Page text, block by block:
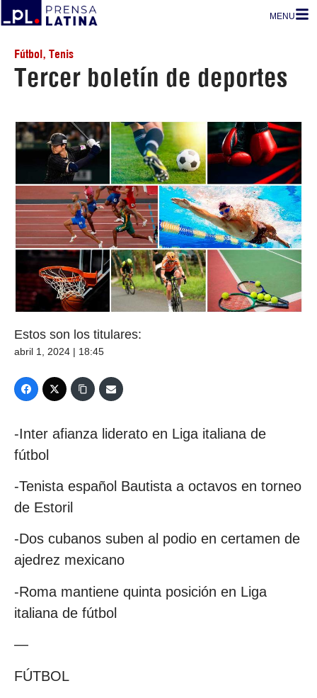
MENU
Fútbol, Tenis
Tercer boletín de deportes
Estos son los titulares:
abril 1, 2024 | 18:45
-Inter afianza liderato en Liga italiana de
fútbol
-Tenista español Bautista a octavos en torneo
de Estoril
-Dos cubanos suben al podio en certamen de
ajedrez mexicano
-Roma mantiene quinta posición en Liga
italiana de fútbol
—
FÚTBOL